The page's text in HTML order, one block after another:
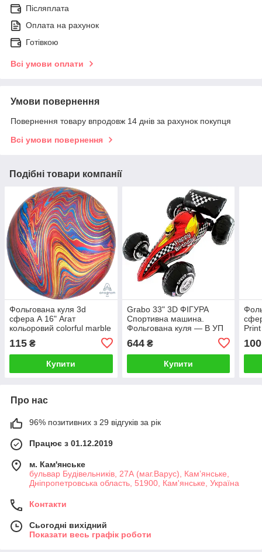
Післяплата
Оплата на рахунок
Готівкою
Всі умови оплати
Умови повернення
Повернення товару впродовж 14 днів за рахунок покупця
Всі умови повернення
Подібні товари компанії
Фольгована куля 3d
сфера А 16" Агат
кольоровий colorful marble
115 ₴
Купити
Grabo 33" 3D ФІГУРА
Спортивна машина.
Фольгована куля — В УП
644₴
Купити
100
Про нас
96% позитивних з 29 відгуків за рік
Працює з 01.12.2019
м. Кам'янське
бульвар Будівельників, 27А (маг.Варус), Кам’янське,
Дніпропетровська область, 51900, Кам'янське, Україна
Контакти
Сьогодні вихідний
Показати весь графік роботи